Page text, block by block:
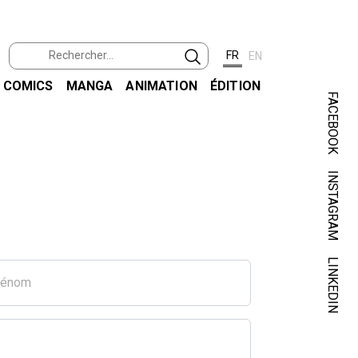
FR EN
COMICS MANGA ANIMATION ÉDITION
FACEBOOK
INSTAGRAM
LINKEDIN